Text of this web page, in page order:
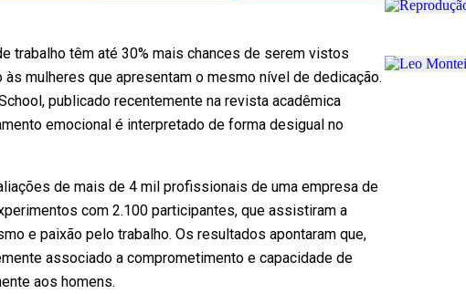
trabalho têm até 30% mais chances de serem vistos
mulheres que apresentam o mesmo nível de dedicação.
publicado recentemente na revista acadêmica
emocional é interpretado de forma desigual no
de mais de 4 mil profissionais de uma empresa de
com 2.100 participantes, que assistiram a
e paixão pelo trabalho. Os resultados apontaram que,
associado a comprometimento e capacidade de
aos homens.